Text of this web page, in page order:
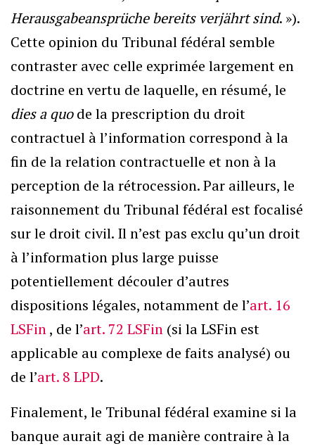
Herausgabeansprüche bereits verjährt sind. »).
Cette opinion du Tribunal fédéral semble
contraster avec celle exprimée largement en
doctrine en vertu de laquelle, en résumé, le
dies a quode la prescription du droit
contractuel à l’information correspond à la
fin de la relation contractuelle et non à la
perception de la rétrocession. Par ailleurs, le
raisonnement du Tribunal fédéral est focalisé
sur le droit civil. Il n’est pas exclu qu’un droit
à l’information plus large puisse
potentiellement découler d’autres
dispositions légales, notamment de l’art. 16
LSFin, de l’art. 72 LSFin (si la LSFin est
applicable au complexe de faits analysé) ou
de l’art. 8 LPD.
Finalement, le Tribunal fédéral examine si la
banque aurait agi de manière contraire à la